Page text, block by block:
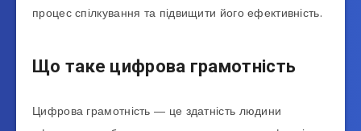
процес спілкування та підвищити його ефективність.
Що таке цифрова грамотність
Цифрова грамотність ― це здатність людини